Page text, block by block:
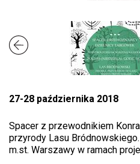
27-28 października 2018
Spacer z przewodnikiem
przyrody Lasu
m.st. Warszawy w ramach